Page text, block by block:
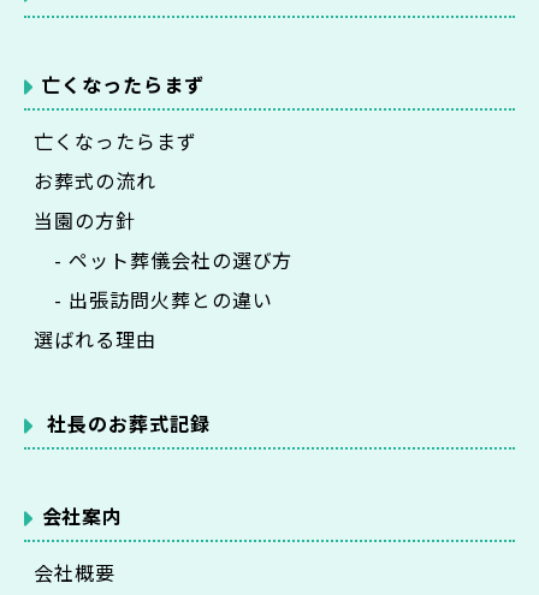
亡くなったらまず
亡くなったらまず
お葬式の流れ
当園の方針
- ペット葬儀会社の選び方
- 出張訪問火葬との違い
選ばれる理由
社長のお葬式記録
会社案内
会社概要